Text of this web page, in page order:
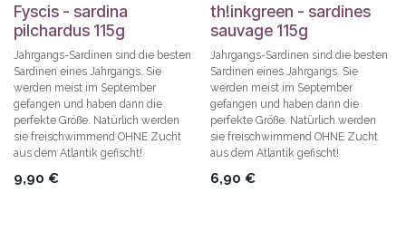
Fyscis - sardina
pilchardus 115g
Jahrgangs-Sardinen sind die besten
Sardinen eines Jahrgangs. Sie
werden meist im September
gefangen und haben dann die
perfekte Größe. Natürlich werden
sie freischwimmend OHNE Zucht
aus dem Atlantik gefischt!
9,90 €
th!inkgreen - sardines
sauvage 115g
Jahrgangs-Sardinen sind die besten
Sardinen eines Jahrgangs. Sie
werden meist im September
gefangen und haben dann die
perfekte Größe. Natürlich werden
sie freischwimmend OHNE Zucht
aus dem Atlantik gefischt!
6,90 €